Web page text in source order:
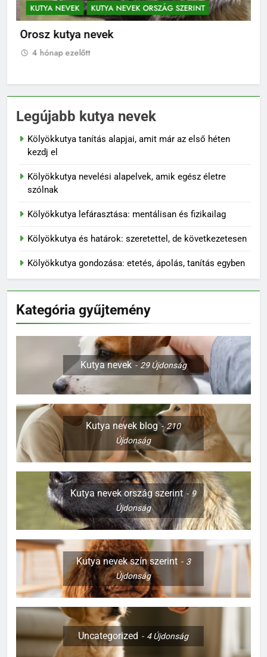
KUTYA NEVEK KUTYA NEVEK ORSZÁG SZERINT
Orosz kutya nevek
4 hónap ezelőtt
Legújabb kutya nevek
Kölyökkutya tanítás alapjai, amit már az első héten
kezdj el
Kölyökkutya nevelési alapelvek, amik egész életre
szólnak
Kölyökkutya lefárasztása: mentálisan és fizikailag
Kölyökkutya és határok: szeretettel, de következetesen
Kölyökkutya gondozása: etetés, ápolás, tanítás egyben
Kategória gyűjtemény
Kutya nevek 29Újdonság
Kutya nevek blog
210
Újdonság
Kutya nevek ország szerint
9
Újdonság
Kutya nevek szín szerint
3
Újdonság
Uncategorized 4Újdonság